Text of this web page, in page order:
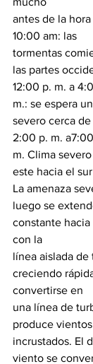
antes de la
10:00 am: las
tormentas
las partes
12:00 p. m. a
m.: se espera
severo cerca de
2:00 p. m.
m. Clima
este hacia el
La amenaza
luego se
constante
con la
línea aislada de
creciendo
convertirse en
una línea de
produce
incrustados. El
viento se